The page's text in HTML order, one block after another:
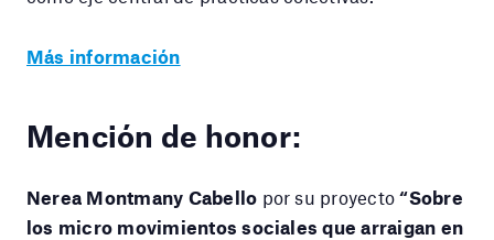
Más información
Mención de honor:
Nerea Montmany Cabello por su proyecto“Sobre
los micro movimientos sociales que arraigan en